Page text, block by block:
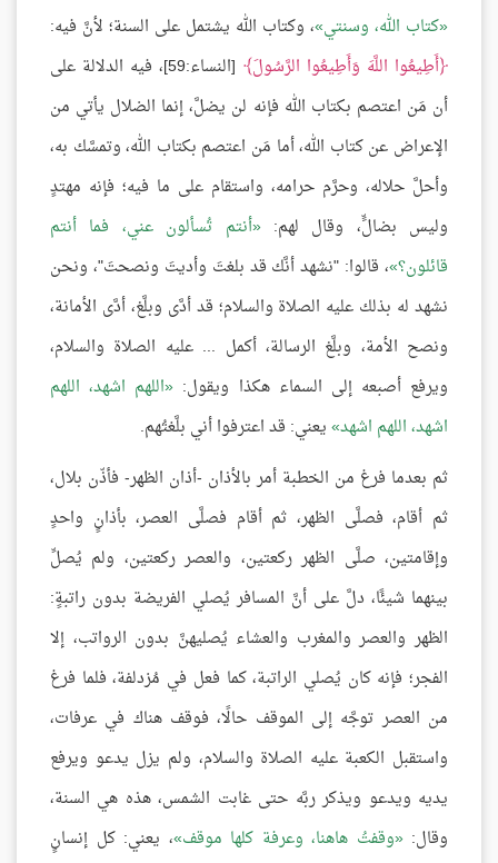
كتاب الله، وسنتي ، وكتاب الله يشتمل على السنة؛ لأنَّ فيه:
أَطِيعُوا اللَّهَ وَأَطِيعُوا الرَّسُولَ
[النساء:59]، فيه الدلالة على
أن مَن اعتصم بكتاب الله فإنه لن يضلَّ، إنما الضلال يأتي من
الإعراض عن كتاب الله، أما مَن اعتصم بكتاب الله، وتمسَّك به،
وأحلَّ حلاله، وحرَّم حرامه، واستقام على ما فيه؛ فإنه مهتدٍ
وليس بضالٍّ، وقال لهم: أنتم تُسألون عني، فما أنتم
قائلون؟ ، قالوا: "نشهد أنَّك قد بلغتَ وأديتَ ونصحتَ"، ونحن
نشهد له بذلك عليه الصلاة والسلام؛ قد أدَّى وبلَّغ، أدَّى الأمانة،
ونصح الأمة، وبلَّغ الرسالة، أكمل ... عليه الصلاة والسلام،
ويرفع أصبعه إلى السماء هكذا ويقول:
اللهم اشهد، اللهم
اشهد، اللهم اشهد يعني: قد اعترفوا أني بلَّغتُهم.
ثم بعدما فرغ من الخطبة أمر بالأذان -أذان الظهر- فأذّن بلال،
ثم أقام، فصلَّى الظهر، ثم أقام فصلَّى العصر، بأذانٍ واحدٍ
وإقامتين، صلَّى الظهر ركعتين، والعصر ركعتين، ولم يُصلِّ
بينهما شيئًا، دلَّ على أنَّ المسافر يُصلي الفريضة بدون راتبةٍ:
الظهر والعصر والمغرب والعشاء يُصليهنَّ بدون الرواتب، إلا
الفجر؛ فإنه كان يُصلي الراتبة، كما فعل في مُزدلفة، فلما فرغ
من العصر توجَّه إلى الموقف حالًا، فوقف هناك في عرفات،
واستقبل الكعبة عليه الصلاة والسلام، ولم يزل يدعو ويرفع
يديه ويدعو ويذكر ربَّه حتى غابت الشمس، هذه هي السنة،
وقال: وقفتُ هاهنا، وعرفة كلها موقف ، يعني: كل إنسانٍ